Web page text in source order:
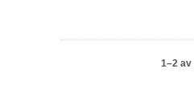
1–2 av